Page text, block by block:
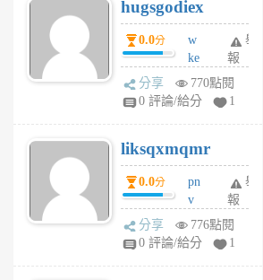
6
個
月
前
hugsgodiex
0.0分
w
ke
rv
pj
6
個
月
前
舉
報
分享
770點閱
0 評論/給分
1
liksqxmqmr
0.0分
pn
v
wt
sv
舉
報
分享
776點閱
0 評論/給分
1